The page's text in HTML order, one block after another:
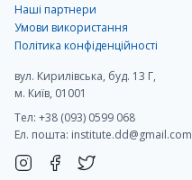
Наші партнери
Умови використання
Політика конфіденційності
вул. Кирилівська, буд. 13 Г,
м. Київ, 01001
Тел: +38 (093) 0599 068
Ел. пошта: institute.dd@gmail.com